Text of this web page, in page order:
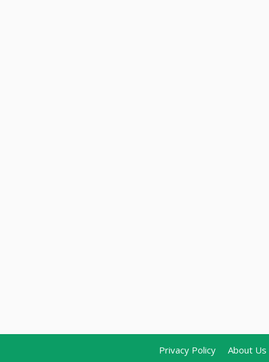
Privacy Policy About Us